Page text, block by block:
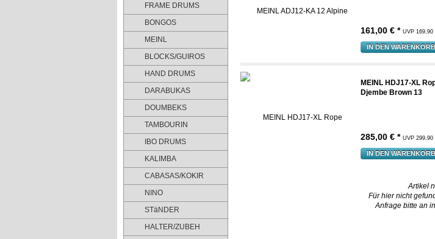
FRAME DRUMS
BONGOS
MEINL
BLOCKS/GUIROS
HAND DRUMS
DARABUKAS
DOUMBEKS
TAMBOURIN
IBO DRUMS
KALIMBA
CABASAS/KOKIR
NINO
STäNDER
HALTER/ZUBEH
161,00 € * UVP 169,90
IN DEN WARENKORB
MEINL HDJ17-XL
Djembe Brown 13
285,00 € * UVP 299,90
IN DEN WARENKORB
Artikel
Für hier nicht
Anfrage bitte an